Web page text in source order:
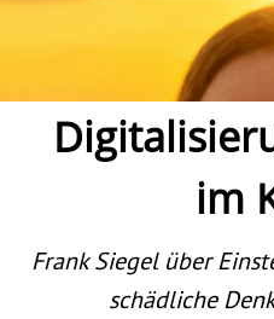
im
Frank Siegel über
schädliche